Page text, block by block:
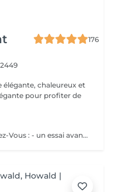
176
pour profiter de
Le forfait mariée comprend 3 Rendez-Vous : - un essai avant la prestation du jour J ( Afin de déterminer vos besoins, vos envies, la thématique de cette journée ) - une épilation des sourcils ( Pour ouvrir, & sublimer le regard ) - Maquillage Jour J ( Réalisation du maquillage décidé lors du rendez-vous test )